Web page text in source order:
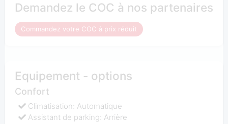
Demandez le COC à nos partenaires
Commandez votre COC à prix réduit
Equipement - options
Confort
Climatisation: Automatique
Assistant de parking: Arrière